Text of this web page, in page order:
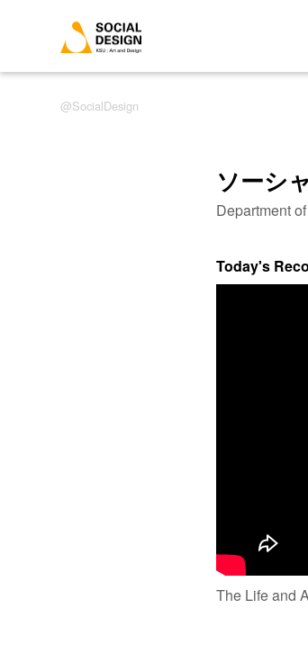
SocialDesign
ソーシ
Department
Today's
The Life and